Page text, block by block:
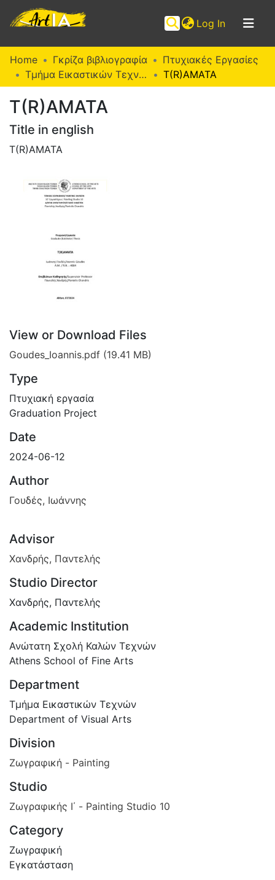
Log In (current)
Communities
Collections
Browse ArtIA
Statistics
Home Γκρίζα βιβλιογραφία
Πτυχιακές Εργασίες
Τμήμα Εικαστικών Τεχνών (Π. Ε.)
T(R)AMATA
T(R)AMATA
Title in english
T(R)AMATA
View or Download Files
Goudes_Ioannis.pdf (19.41 MB)
Type
Πτυχιακή εργασία
Graduation Project
Date
2024-06-12
Author
Γουδές, Ιωάννης
Advisor
Χανδρής, Παντελής
Studio Director
Χανδρής, Παντελής
Academic Institution
Ανώτατη Σχολή Καλών Τεχνών
Athens School of Fine Arts
Department
Τμήμα Εικαστικών Τεχνών
Department of Visual Arts
Division
Ζωγραφική - Painting
Studio
Ζωγραφικής Ι΄ - Painting Studio 10
Category
Ζωγραφική
Εγκατάσταση